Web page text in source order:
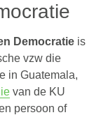
Democratie is
vzw die
in Guatemala,
van de KU
persoon of